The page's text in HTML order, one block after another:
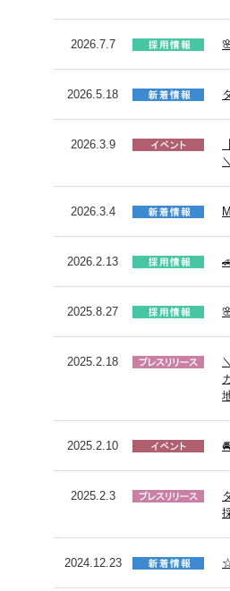
2026.7.7
2026.5.18
2026.3.9
2026.3.4
2026.2.13
2025.8.27
2025.2.18
2025.2.10
2025.2.3
2024.12.23